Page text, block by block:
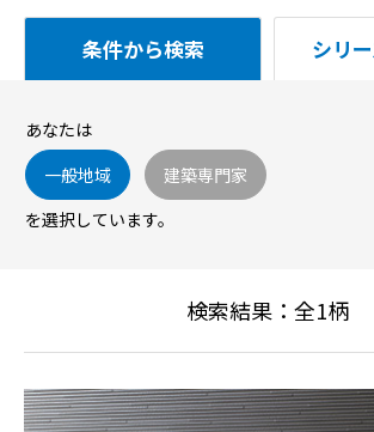
条件から検索 シリ
あなたは
一般地域
建築専門家
を選択しています。
検索結果：全1柄